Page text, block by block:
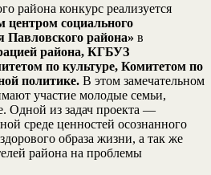
района конкурс реализуется
социального
Павловского района» в
района, КГБУЗ
по культуре, Комитетом по
политике. В этом замечательном
участие молодые семьи,
Одной из задач проекта —
среде ценностей осознанного
образа жизни, а так же
района на проблемы